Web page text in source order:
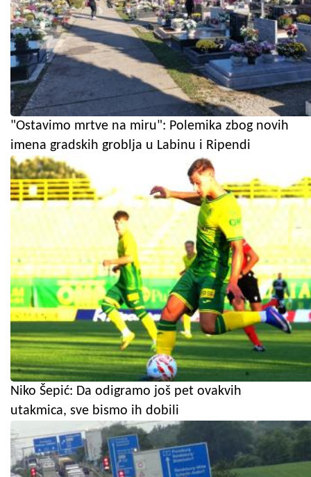
"Ostavimo mrtve na miru": Polemika zbog novih
imena gradskih groblja u Labinu i Ripendi
Niko Šepić: Da odigramo još pet ovakvih
utakmica, sve bismo ih dobili